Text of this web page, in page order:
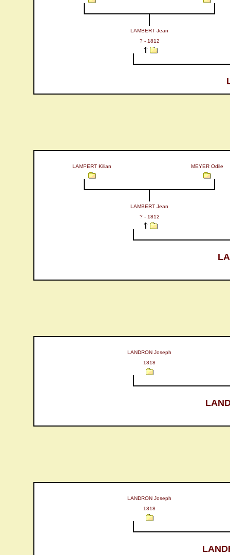
LAMBERT Jean
? - 1812
LAMPERT Kilian MEYER Odile
LAMBERT Jean
? - 1812
LANDRON Joseph
1818
LANDRON Joseph
1818